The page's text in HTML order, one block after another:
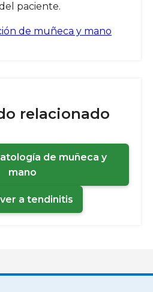
paciente.
de muñeca y mano
relacionado
de muñeca y
mano
a tendinitis